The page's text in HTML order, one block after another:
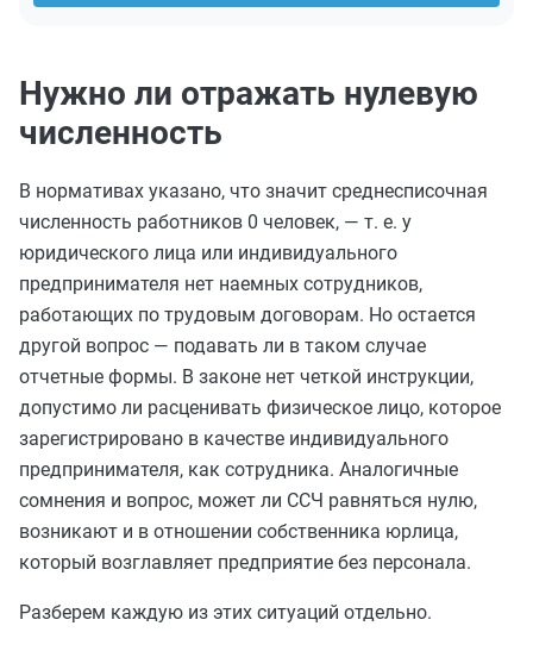
Нужно ли отражать нулевую
численность
В нормативах указано, что значит среднесписочная
численность работников 0 человек, — т. е. у
юридического лица или индивидуального
предпринимателя нет наемных сотрудников,
работающих по трудовым договорам. Но остается
другой вопрос — подавать ли в таком случае
отчетные формы. В законе нет четкой инструкции,
допустимо ли расценивать физическое лицо, которое
зарегистрировано в качестве индивидуального
предпринимателя, как сотрудника. Аналогичные
сомнения и вопрос, может ли ССЧ равняться нулю,
возникают и в отношении собственника юрлица,
который возглавляет предприятие без персонала.
Разберем каждую из этих ситуаций отдельно.